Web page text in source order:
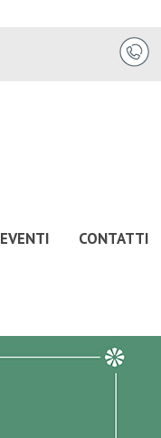
EVENTI CONTATTI